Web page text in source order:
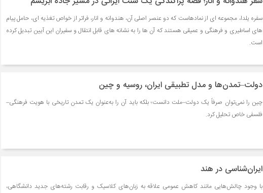
سفره یلدا، مجموعه ای از نمادهاست که دو عنصر اصلی آن، هندوانه و انار، فراتر از خواص تغذیه ای، حامل پیام
های اساطیری و فرهنگی و عمیقی هستند که آن ها را به نشانه های قابل انتقال و سفیران این آیین تبدیل کرده
است.
دولت–تمدن‌ها و مدل تطبیقی ایران، روسیه و چین
چین را نمی‌توان صرفاً یک دولت–ملت دانست؛ بلکه باید آن را به‌عنوان یک تمدن تاریخی با هویت فرهنگی–
فلسفی خاص تحلیل کرد.
ایران‌شناسی در هند
با وجود چالش‌هایی مانند کاهش عمومی علاقه به زبان‌های کلاسیک و رقابت رشته‌های جدید دانشگاهی،